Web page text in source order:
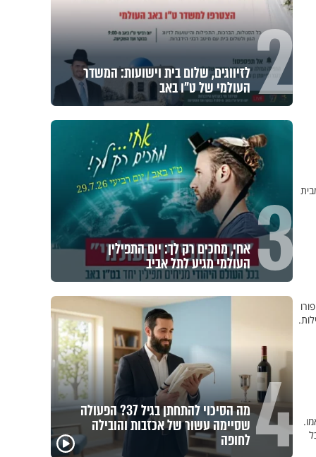
2 לזיווגים, שלום בית וישועות: המשדר
העולמי של ט"ו באב
3 אחי, מחכים רק לך: יום התפילין
העולמי מגיע לתל אביב
4 מה הסיכוי להתחתן בגיל 37? הפעולה
שסיימה עשור של אכזבות והובילה
לחופה